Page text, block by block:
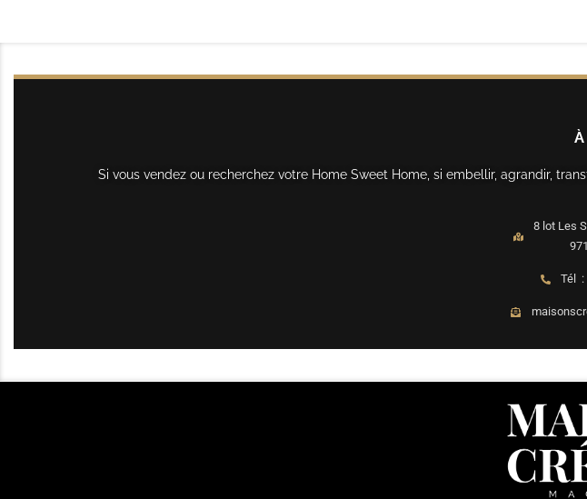
À
Si vous vendez ou recherchez votre Home Sweet Home, si embellir, agrandir,
8 lot Les
Tél :